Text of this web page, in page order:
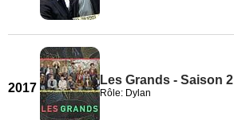
2017
Les Grands - Saison 2
Rôle: Dylan